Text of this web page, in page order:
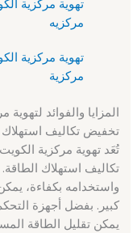
مركزيه
مركزية
المزايا والفوائد لتهوية
تخفيض تكاليف استهلاك
تُعَد تهوية مركزية
تكاليف استهلاك
واستخدامه بكفاءة،
كبير. بفضل أجهزة
يمكن تقليل الطاقة